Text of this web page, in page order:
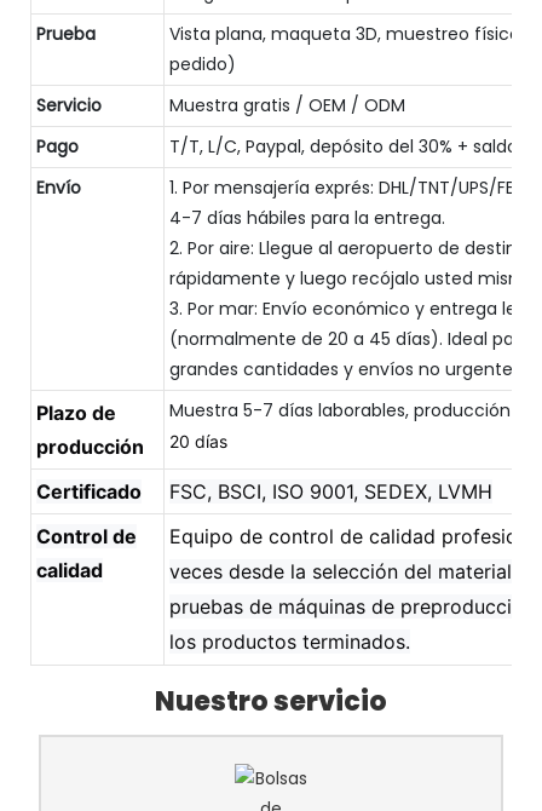
Prueba
Vista plana, maqueta 3D, muestreo físico
pedido)
Servicio
Muestra gratis / OEM / ODM
Pago
T/T, L/C, Paypal, depósito del 30% + saldo
Envío
1. Por mensajería exprés: DHL/TNT/UPS/
4-7 días hábiles para la entrega.
2. Por aire: Llegue al aeropuerto de destino
rápidamente y luego recójalo usted mismo.
3. Por mar: Envío económico y entrega
(normalmente de 20 a 45 días). Ideal para
grandes cantidades y envíos no urgentes.
Plazo de
producción
Muestra 5-7 días laborables, producción
20 días
Certificado
FSC, BSCI, ISO 9001, SEDEX, LVMH
Control de
calidad
Equipo de control de calidad
veces desde la selección del material,
pruebas de máquinas de preproducción
los productos terminados.
Nuestro servicio